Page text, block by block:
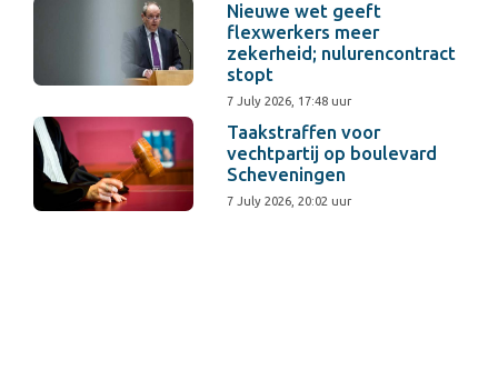
Nieuwe wet geeft
flexwerkers meer
zekerheid; nulurencontract
stopt
7 July 2026, 17:48 uur
Taakstraffen voor
vechtpartij op boulevard
Scheveningen
7 July 2026, 20:02 uur